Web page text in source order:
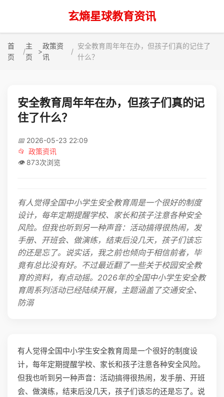
玄熵星球教育资讯
首
页
主
页
>
政策资
讯
安全教育周年年在办，但孩子们真的记住了
什么？
安全教育周年年在办，但孩子们真的记
住了什么？
📅 2026-05-23 22:09
📂 政策资讯
👁️ 873次浏览
有人觉得全国中小学生安全教育周是一个很好的制度
设计，每年定期提醒学校、家长和孩子注意各种安全
风险。但我也听到另一种声音：活动搞得很热闹，发
手册、开班会、做演练，结束后没几天，孩子们该忘
的还是忘了。说实话，我之前也倾向于相信前者，毕
竟有总比没有好。不过最近翻了一些关于校园安全教
育的资料，有点动摇。2026年的全国中小学生安全教
育周系列活动已经陆续开展，主题涵盖了交通安全、
防溺
有人觉得全国中小学生安全教育周是一个很好的制度设
计，每年定期提醒学校、家长和孩子注意各种安全风险。
但我也听到另一种声音：活动搞得很热闹，发手册、开班
会、做演练，结束后没几天，孩子们该忘的还是忘了。说